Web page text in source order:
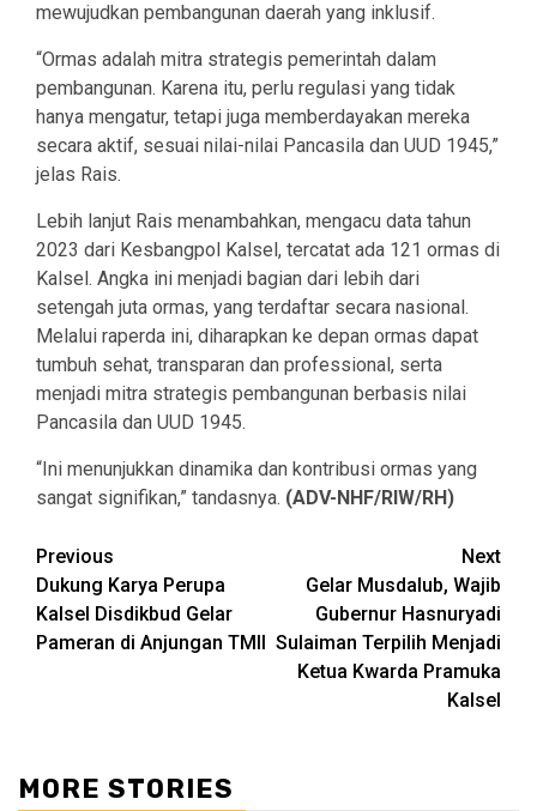
mewujudkan pembangunan daerah yang inklusif.
“Ormas adalah mitra strategis pemerintah dalam
pembangunan. Karena itu, perlu regulasi yang tidak
hanya mengatur, tetapi juga memberdayakan mereka
secara aktif, sesuai nilai-nilai Pancasila dan UUD 1945,”
jelas Rais.
Lebih lanjut Rais menambahkan, mengacu data tahun
2023 dari Kesbangpol Kalsel, tercatat ada 121 ormas di
Kalsel. Angka ini menjadi bagian dari lebih dari
setengah juta ormas, yang terdaftar secara nasional.
Melalui raperda ini, diharapkan ke depan ormas dapat
tumbuh sehat, transparan dan professional, serta
menjadi mitra strategis pembangunan berbasis nilai
Pancasila dan UUD 1945.
“Ini menunjukkan dinamika dan kontribusi ormas yang
sangat signifikan,” tandasnya. (ADV-NHF/RIW/RH)
Continue
Reading
Previous
Dukung Karya Perupa
Kalsel Disdikbud Gelar
Pameran di Anjungan TMII
Next
Gelar Musdalub, Wajib
Gubernur Hasnuryadi
Sulaiman Terpilih Menjadi
Ketua Kwarda Pramuka
Kalsel
MORE STORIES